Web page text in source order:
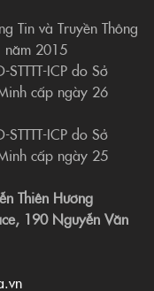
Tin và Truyền Thông
năm 2015
ICP do Sở
cấp ngày 26
ICP do Sở
cấp ngày 25
Thiên Hương
190 Nguyễn Văn